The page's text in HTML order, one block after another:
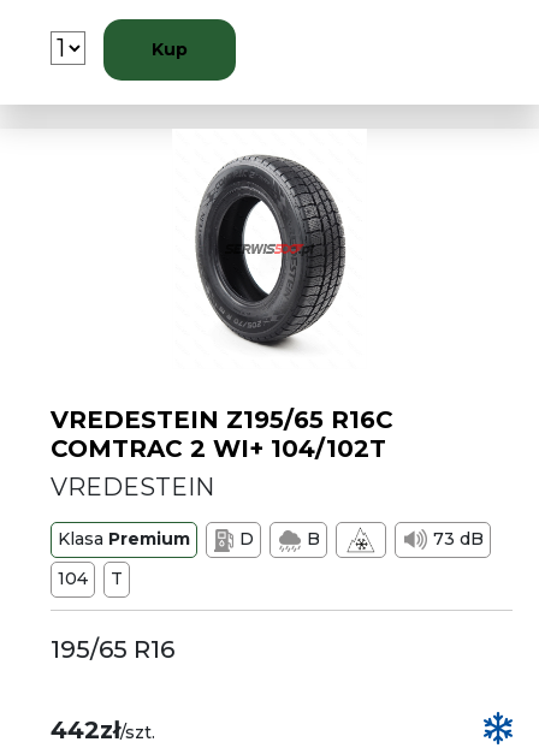
Kup
VREDESTEIN Z195/65 R16C
COMTRAC 2 WI+ 104/102T
VREDESTEIN
Klasa Premium D B
73 dB
104
T
195/65 R16
442zł/szt.